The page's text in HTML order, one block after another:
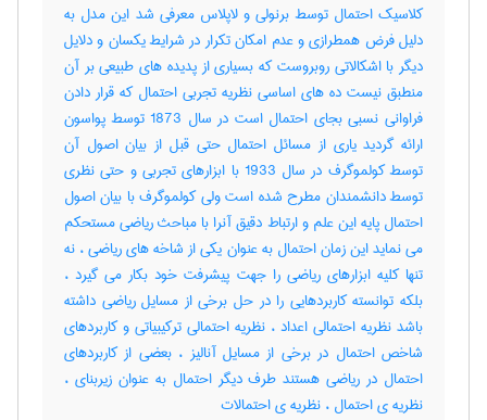
کلاسیک احتمال توسط برنولی و لاپلاس معرفی شد این مدل به
دلیل فرض همطرازی و عدم امکان تکرار در شرایط یکسان و دلایل
دیگر با اشکالاتی روبروست که بسیاری از پدیده های طبیعی بر آن
منطبق نیست ده های اساسی نظریه تجربی احتمال که قرار دادن
فراوانی نسبی بجای احتمال است در سال 1873 توسط پواسون
ارائه گردید یاری از مسائل احتمال حتی قبل از بیان اصول آن
توسط کولموگرف در سال 1933 با ابزارهای تجربی و حتی نظری
توسط دانشمندان مطرح شده است ولی کولموگرف با بیان اصول
احتمال پایه این علم و ارتباط دقیق آنرا با مباحث ریاضی مستحکم
می نماید این زمان احتمال به عنوان یکی از شاخه های ریاضی ، نه
تنها کلیه ابزارهای ریاضی را جهت پیشرفت خود بکار می گیرد ،
بلکه توانسته کاربردهایی را در حل برخی از مسایل ریاضی داشته
باشد نظریه احتمالی اعداد ، نظریه احتمالی ترکیبیاتی و کاربردهای
شاخص احتمال در برخی از مسایل آنالیز ، بعضی از کاربردهای
احتمال در ریاضی هستند طرف دیگر احتمال به عنوان زیربنای ،
نظریه ی احتمال ، نظریه ی احتمالات